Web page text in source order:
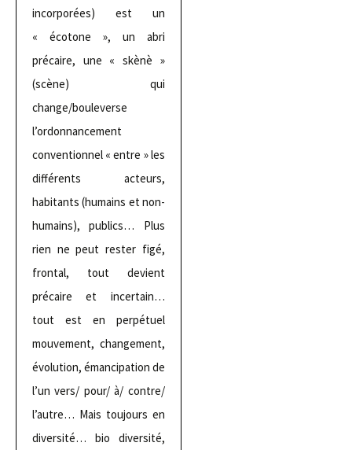
incorporées) est un
« écotone », un abri
précaire, une « skènè »
(scène) qui
change/bouleverse
l’ordonnancement
conventionnel « entre » les
différents acteurs,
habitants (humains et non-
humains), publics… Plus
rien ne peut rester figé,
frontal, tout devient
précaire et incertain…
tout est en perpétuel
mouvement, changement,
évolution, émancipation de
l’un vers/ pour/ à/ contre/
l’autre… Mais toujours en
diversité… bio diversité,